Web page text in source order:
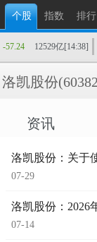
个股 指数 排行
-57.24 12529亿[14:38]
洛凯股份
资讯
洛凯股份：关于
07-29
洛凯股份：2026
07-14